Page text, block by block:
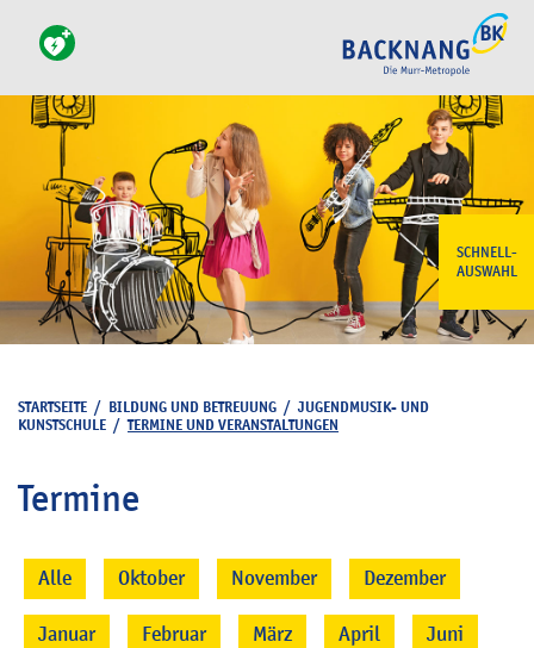
SCHNELL-
AUSWAHL
STARTSEITE / BILDUNG UND BETREUUNG /JUGENDMUSIK- UND
KUNSTSCHULE /TERMINE UND VERANSTALTUNGEN
Termine
Alle Oktober November Dezember
Januar Februar März April Juni